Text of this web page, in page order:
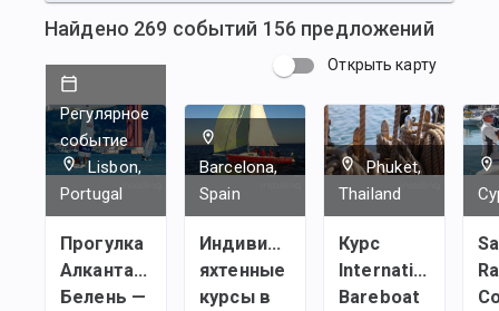
Найдено 269 событий 156 предложений
Открыть карту
Регулярное
событие
Lisbon,
Portugal
Прогулка
Алкантара —
Белень —
Barcelona,
Spain
Индивидуальные
яхтенные
курсы в
Phuket,
Thailand
Курс
International
Bareboat